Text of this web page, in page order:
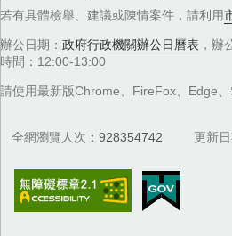
若有具體檢舉、建議或陳情案件，請利用
辦公日期： 政府行政機關辦公日曆表 ，辦
時間：12:00-13:00
請使用最新版Chrome、FireFox、Edge
全網瀏覽人次 928354742 更新